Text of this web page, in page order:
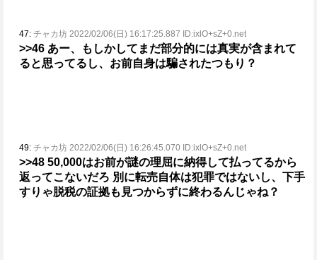
47: チャカ坊 2022/02/06(日) 16:17:25.887 ID:ixlO+sZ+0.net
>>46 あー、もしかしてまだ部分的には真実が含まれて
ると思ってるし、お前自身は騙されたつもり？
49: チャカ坊 2022/02/06(日) 16:26:45.070 ID:ixlO+sZ+0.net
>>48 50,000はお前が謎の理屈に納得して払ってるから
返ってこないだろ 別に転売自体は犯罪ではないし、下手
すりゃ脱税の証拠も見つからずに終わるんじゃね？